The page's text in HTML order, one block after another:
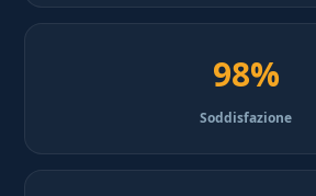
98%
Soddisfazione